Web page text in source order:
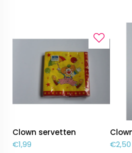
Clown servetten
€1,99
€2,50